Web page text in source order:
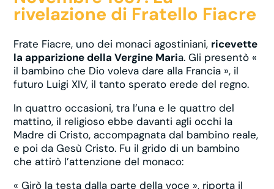
rivelazione di Fratello Fiacre
Frate Fiacre, uno dei monaci agostiniani, ricevette
la apparizione della Vergine Maria. Gli presentò «
il bambino che Dio voleva dare alla Francia », il
futuro Luigi XIV, il tanto sperato erede del regno.
In quattro occasioni, tra l’una e le quattro del
mattino, il religioso ebbe davanti agli occhi la
Madre di Cristo, accompagnata dal bambino reale,
e poi da Gesù Cristo. Fu il grido di un bambino
che attirò l’attenzione del monaco:
« Girò la testa dalla parte della voce », riporta il